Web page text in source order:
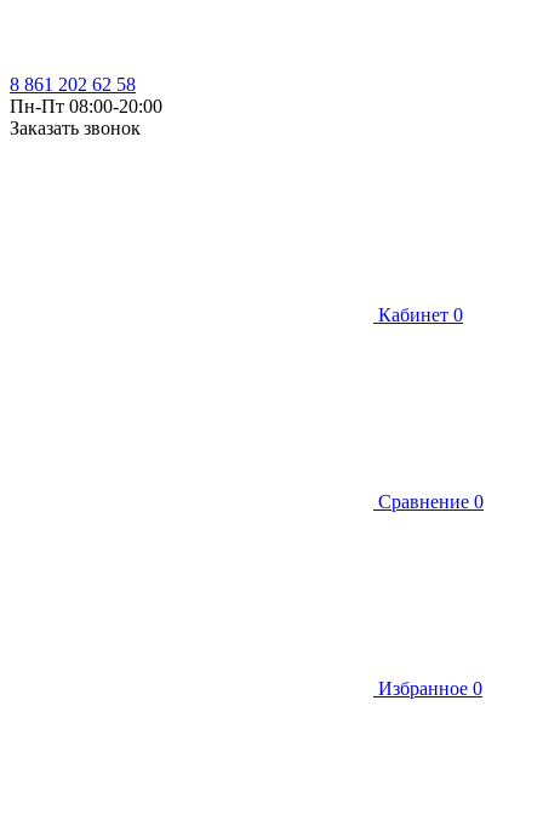
8 861 202 62 58
Пн-Пт 08:00-20:00
Заказать звонок
Кабинет 0
Сравнение 0
Избранное 0